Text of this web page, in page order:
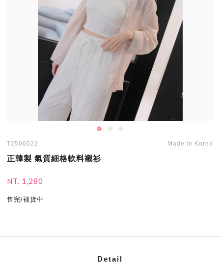
T2506022 Made in Korea
正韓製 氣質細格軟料襯衫
NT. 1,280
售完/補貨中
Detail